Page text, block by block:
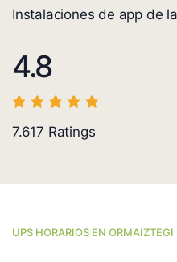
Instalaciones de app de
4.8
7.617 Ratings
UPS HORARIOS EN ORMAIZTEGI